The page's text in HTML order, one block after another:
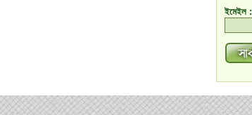
ইমেইল :